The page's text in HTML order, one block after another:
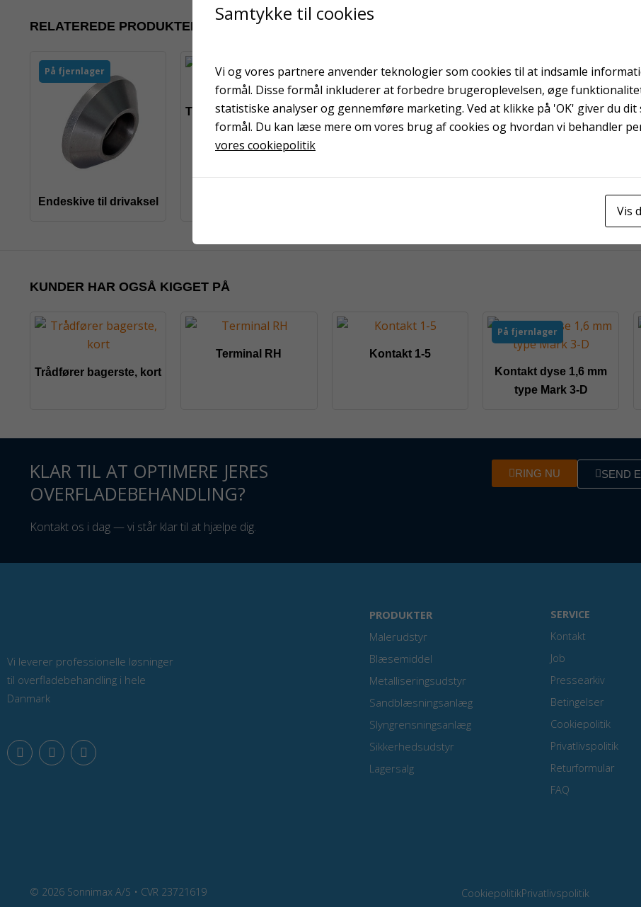
RELATEREDE PRODUKTER
På fjernlager
Endeskive til drivaksel
Trådfører bagerste, kort
Dyse 4 mm Kontakt 1-5
KUNDER HAR OGSÅ KIGGET PÅ
Trådfører bagerste, kort
Terminal RH Kontakt 1-5
På fjernlager
Kontakt dyse 1,6 mm
type Mark 3-D
KLAR TIL AT OPTIMERE JERES
OVERFLADEBEHANDLING?
Kontakt os i dag — vi står klar til at hjælpe dig.
RING NU SEND
Vi leverer professionelle løsninger
til overfladebehandling i hele
Danmark
F
a
c
L
i
n
Y
o
u
PRODUKTER
Malerudstyr
Blæsemiddel
Metalliseringsudstyr
Sandblæsningsanlæg
Slyngrensningsanlæg
Sikkerhedsudstyr
Lagersalg
SERVICE
Kontakt
Job
Pressearkiv
Betingelser
Cookiepolitik
Privatlivspolitik
Returformular
FAQ
© 2026 Sonnimax A/S • CVR 23721619 CookiepolitikPrivatlivspolitik
Samtykke til cookies
Vi og vores partnere anvender teknologier som cookies til at indsamle
formål. Disse formål inkluderer at forbedre brugeroplevelsen, øge
statistiske analyser og gennemføre marketing. Ved at klikke på 'OK' giver du dit
formål. Du kan læse mere om vores brug af cookies og hvordan vi behandler
vores cookiepolitik
Vis